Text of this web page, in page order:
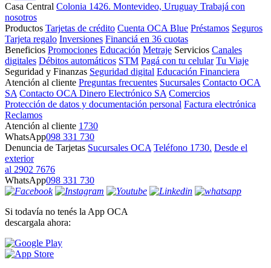
Casa Central Colonia 1426. Montevideo, Uruguay Trabajá con
nosotros
Productos Tarjetas de crédito Cuenta OCA Blue Préstamos Seguros
Tarjeta regalo Inversiones Financiá en 36 cuotas
Beneficios Promociones Educación Metraje Servicios Canales
digitales Débitos automáticos STM Pagá con tu celular Tu Viaje
Seguridad y Finanzas Seguridad digital Educación Financiera
Atención al cliente Preguntas frecuentes Sucursales Contacto OCA
SA Contacto OCA Dinero Electrónico SA Comercios
Protección de datos y documentación personal Factura electrónica
Reclamos
Atención al cliente 1730
WhatsApp098 331 730
Denuncia de Tarjetas Sucursales OCA Teléfono 1730. Desde el
exterior
al 2902 7676
WhatsApp098 331 730
Si todavía no tenés la App OCA
descargala ahora: